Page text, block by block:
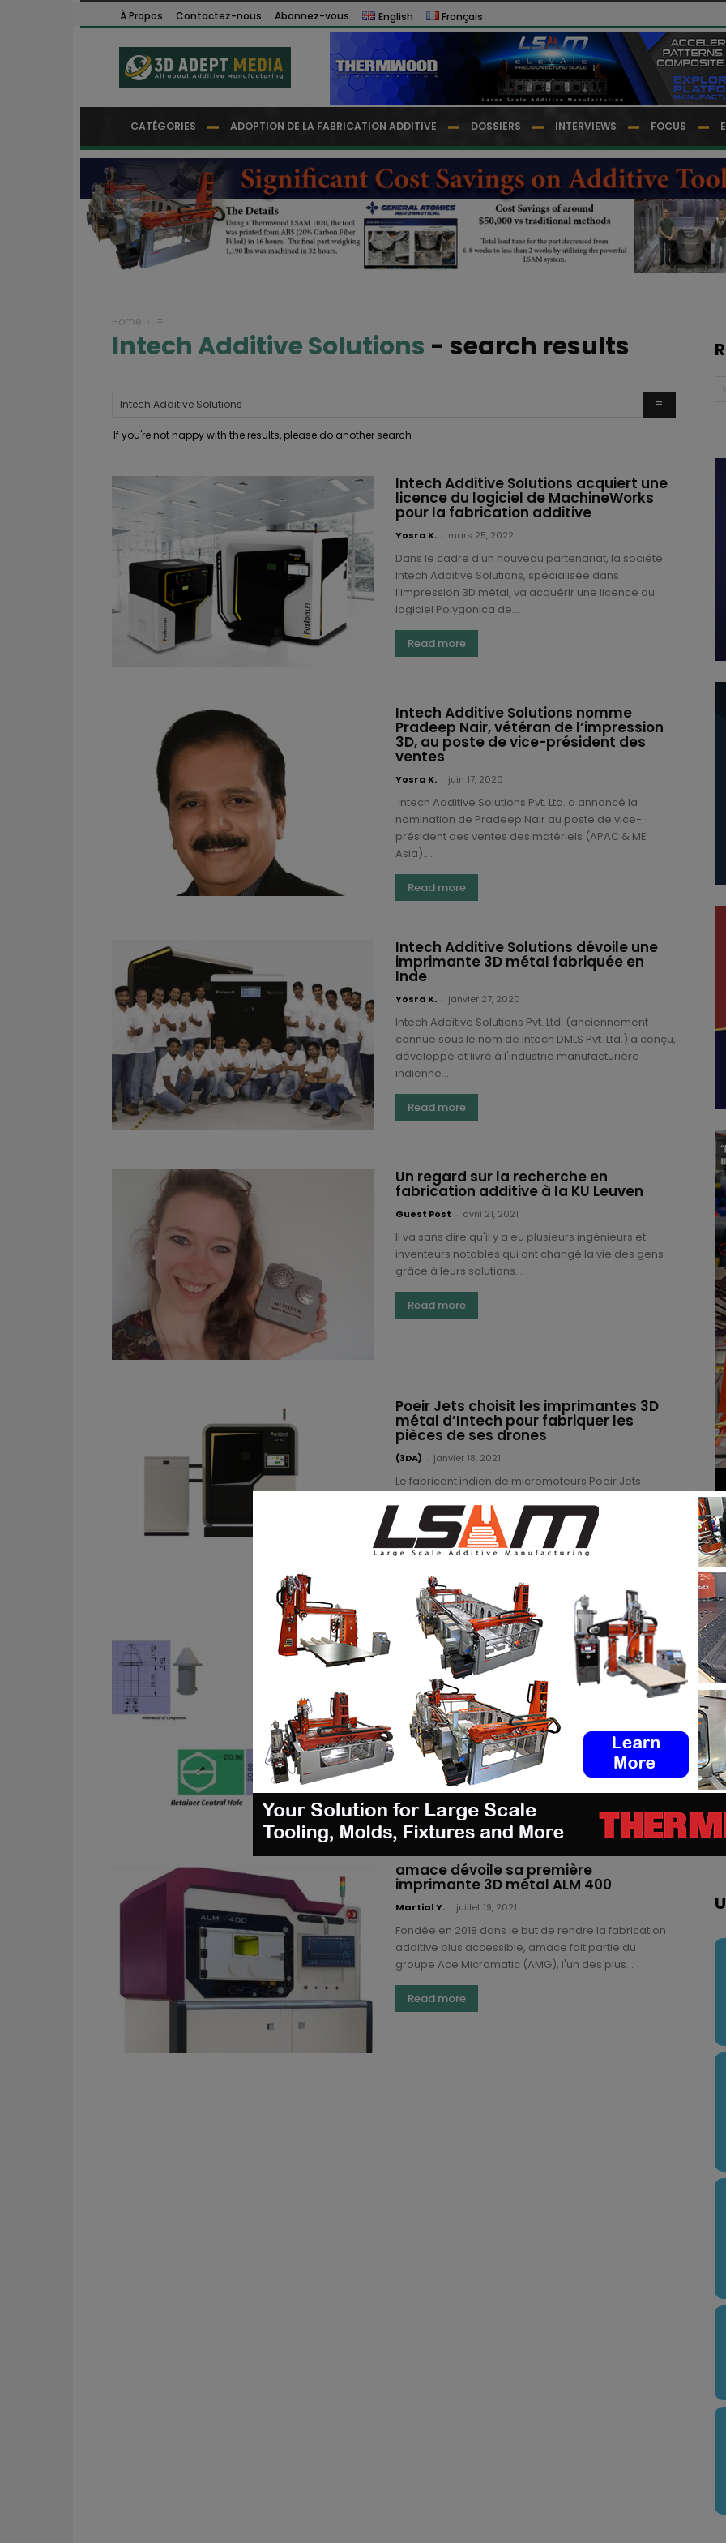
À Propos Contactez-nous Abonnez-vous English Français
CATÉGORIES ADOPTION DE LA FABRICATION ADDITIVE DOSSIERS INTERVIEWS FOCUS
Home =
Intech Additive Solutions - search results
If you're not happy with the results, please do another search
Intech Additive Solutions acquiert une
licence du logiciel de MachineWorks
pour la fabrication additive
Yosra K. mars 25, 2022
Dans le cadre d'un nouveau partenariat, la société
Intech Additive Solutions, spécialisée dans
l'impression 3D métal, va acquérir une licence du
logiciel Polygonica de...
Read more
Intech Additive Solutions nomme
Pradeep Nair, vétéran de l’impression
3D, au poste de vice-président des
ventes
Yosra K. juin 17, 2020
Intech Additive Solutions Pvt. Ltd. a annoncé la
nomination de Pradeep Nair au poste de vice-
président des ventes des matériels (APAC & ME
Asia)....
Read more
Intech Additive Solutions dévoile une
imprimante 3D métal fabriquée en
Inde
Yosra K. janvier 27, 2020
Intech Additive Solutions Pvt. Ltd. (anciennement
connue sous le nom de Intech DMLS Pvt. Ltd.) a conçu,
développé et livré à l'industrie manufacturière
indienne...
Read more
Un regard sur la recherche en
fabrication additive à la KU Leuven
Guest Post avril 21, 2021
Il va sans dire qu'il y a eu plusieurs ingénieurs et
inventeurs notables qui ont changé la vie des gens
grâce à leurs solutions...
Read more
Poeir Jets choisit les imprimantes 3D
métal d’Intech pour fabriquer les
pièces de ses drones
(3DA) janvier 18, 2021
Le fabricant indien de micromoteurs Poeir Jets
Solutions pour fabriquer des pièces pour ses drones
de levage....
Le « Bhabha Atomic Research Centre »
imprime en 3D un échantillon de pièce
métallique miniature similaire à celles
utilisées en bio-robotique.
Yosra K. - août 22, 2022
Le Bhabha Atomic Research Centre (BARC), basé à
Mumbai, a récemment fait appel à la fabrication
additive pour la production d'un échantillon de
Read more
amace dévoile sa première
imprimante 3D métal ALM 400
Martial Y. juillet 19, 2021
Fondée en 2018 dans le but de rendre la fabrication
additive plus accessible, amace fait partie du
groupe Ace Micromatic (AMG), l'un des plus...
Read more